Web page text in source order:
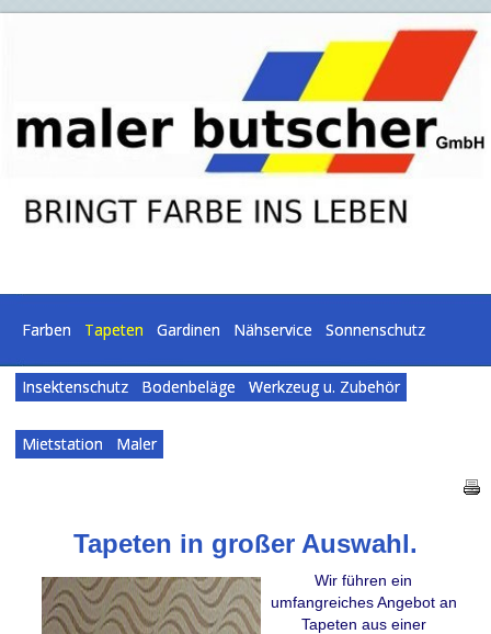
Farben Tapeten Gardinen Nähservice Sonnenschutz
Insektenschutz Bodenbeläge Werkzeug u. Zubehör
Mietstation Maler
Tapeten in großer Auswahl.
Wir führen ein
umfangreiches Angebot an
Tapeten aus einer